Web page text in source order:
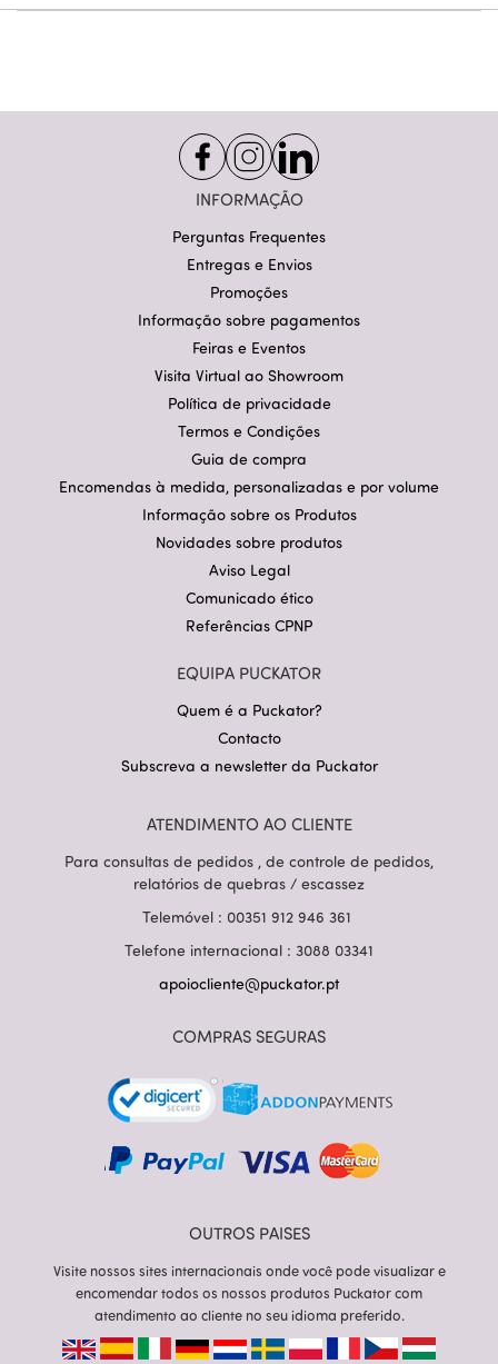
INFORMAÇÃO
Perguntas Frequentes
Entregas e Envios
Promoções
Informação sobre pagamentos
Feiras e Eventos
Visita Virtual ao Showroom
Política de privacidade
Termos e Condições
Guia de compra
Encomendas à medida, personalizadas e por volume
Informação sobre os Produtos
Novidades sobre produtos
Aviso Legal
Comunicado ético
Referências CPNP
EQUIPA PUCKATOR
Quem é a Puckator?
Contacto
Subscreva a newsletter da Puckator
ATENDIMENTO AO CLIENTE
Para consultas de pedidos , de controle de pedidos,
relatórios de quebras / escassez
Telemóvel : 00351 912 946 361
Telefone internacional : 3088 03341
apoiocliente@puckator.pt
COMPRAS SEGURAS
OUTROS PAISES
Visite nossos sites internacionais onde você pode visualizar e
encomendar todos os nossos produtos Puckator com
atendimento ao cliente no seu idioma preferido.